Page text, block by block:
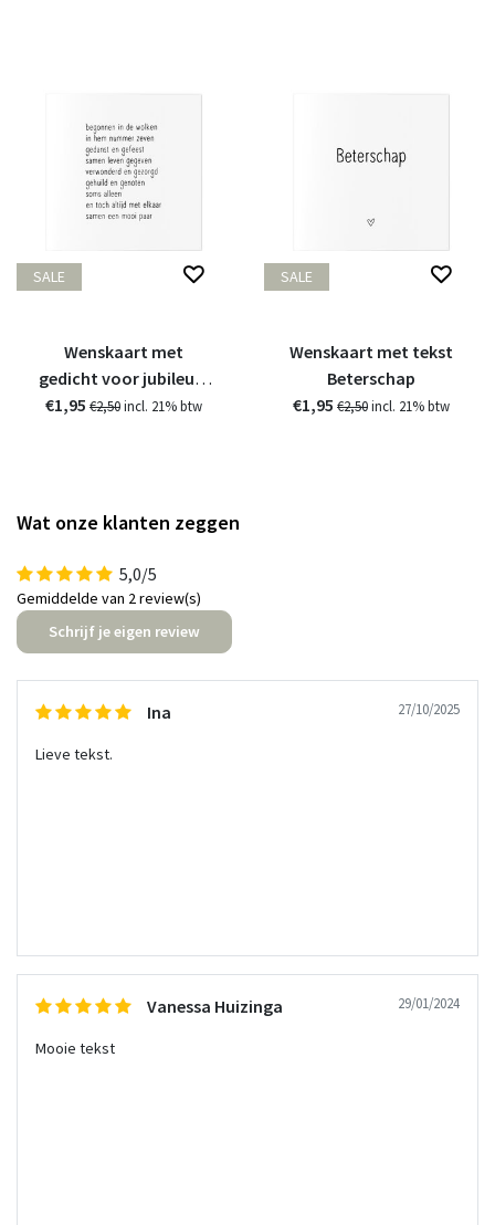
SALE
Wenskaart met
gedicht voor jubileum
huwelijk
€1,95 €2,50incl. 21% btw
SALE
Wenskaart met tekst
Beterschap
€1,95 €2,50incl. 21% btw
Wat onze klanten zeggen
5,0/5
Gemiddelde van 2 review(s)
Schrijf je eigen review
Ina 27/10/2025
Lieve tekst.
Vanessa Huizinga 29/01/2024
Mooie tekst